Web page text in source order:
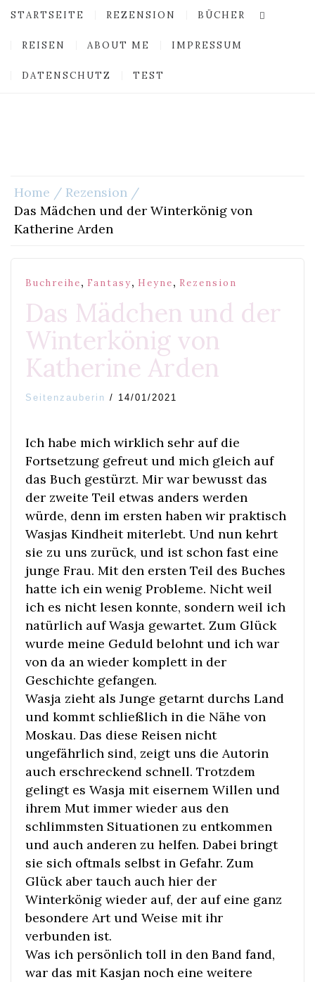
STARTSEITE REZENSION BÜCHER
REISEN ABOUT ME IMPRESSUM
DATENSCHUTZ TEST
Home
Rezension
Das Mädchen und der Winterkönig von
Katherine Arden
Buchreihe, Fantasy, Heyne, Rezension
Das Mädchen und der
Winterkönig von
Katherine Arden
Seitenzauberin / 14/01/2021
Ich habe mich wirklich sehr auf die
Fortsetzung gefreut und mich gleich auf
das Buch gestürzt. Mir war bewusst das
der zweite Teil etwas anders werden
würde, denn im ersten haben wir praktisch
Wasjas Kindheit miterlebt. Und nun kehrt
sie zu uns zurück, und ist schon fast eine
junge Frau. Mit den ersten Teil des Buches
hatte ich ein wenig Probleme. Nicht weil
ich es nicht lesen konnte, sondern weil ich
natürlich auf Wasja gewartet. Zum Glück
wurde meine Geduld belohnt und ich war
von da an wieder komplett in der
Geschichte gefangen.
Wasja zieht als Junge getarnt durchs Land
und kommt schließlich in die Nähe von
Moskau. Das diese Reisen nicht
ungefährlich sind, zeigt uns die Autorin
auch erschreckend schnell. Trotzdem
gelingt es Wasja mit eisernem Willen und
ihrem Mut immer wieder aus den
schlimmsten Situationen zu entkommen
und auch anderen zu helfen. Dabei bringt
sie sich oftmals selbst in Gefahr. Zum
Glück aber tauch auch hier der
Winterkönig wieder auf, der auf eine ganz
besondere Art und Weise mit ihr
verbunden ist.
Was ich persönlich toll in den Band fand,
war das mit Kasjan noch eine weitere